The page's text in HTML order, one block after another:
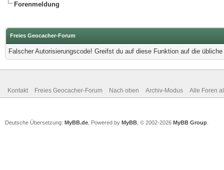
Forenmeldung
Freies Geocacher-Forum
Falscher Autorisierungscode! Greifst du auf diese Funktion auf die
Kontakt Freies Geocacher-Forum Nach oben Archiv-Modus Alle Foren
Deutsche Übersetzung: MyBB.de , Powered by MyBB , © 2002-2026 MyBB Group